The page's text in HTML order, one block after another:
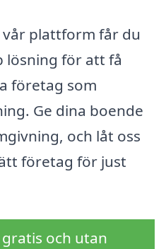
plattform får du
lösning för att få
företag som
Ge dina boende
och låt oss
företag för just
och utan